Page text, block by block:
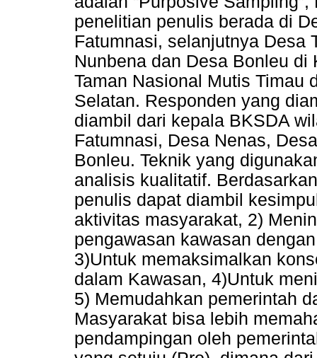
penelitian penulis berada di
Fatumnasi, selanjutnya Desa
Nunbena dan Desa Bonleu di
Taman Nasional Mutis Timau
Selatan. Responden yang
diambil dari kepala BKSDA
Fatumnasi, Desa Nenas,
Bonleu. Teknik yang
analisis kualitatif.
penulis dapat diambil
aktivitas masyarakat, 2)
pengawasan kawasan
3)Untuk memaksimalkan
dalam Kawasan, 4)Untuk
5) Memudahkan pemerintah
Masyarakat bisa lebih
pendampingan oleh